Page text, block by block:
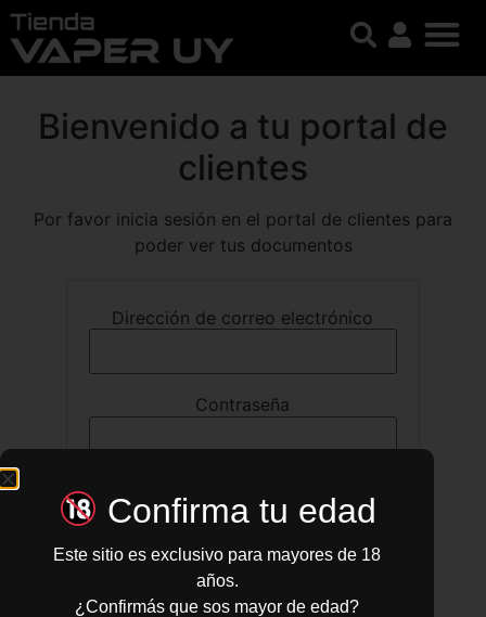
Bienvenido a tu portal de
clientes
Por favor inicia sesión en el portal de clientes para
poder ver tus documentos
Dirección de correo electrónico
Contraseña
Recuperar contraseña
Confirma tu edad
Este sitio es exclusivo para mayores de 18
años.
¿Confirmás que sos mayor de edad?